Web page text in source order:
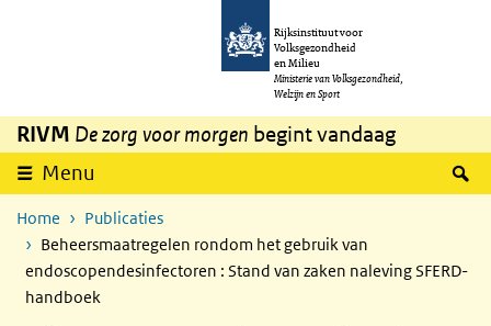
Overslaan en naar de inhoud gaan
Rijksinstituut voor
Volksgezondheid
en Milieu
Ministerie van Volksgezondheid,
Welzijn en Sport
RIVM De zorg voor morgen begint vandaag
Menu
Home
Publicaties
Beheersmaatregelen rondom het gebruik van
endoscopendesinfectoren : Stand van zaken naleving SFERD-
handboek